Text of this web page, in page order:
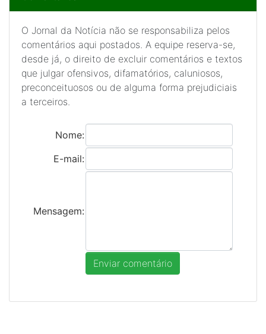
O Jornal da Notícia não se responsabiliza pelos
comentários aqui postados. A equipe reserva-se,
desde já, o direito de excluir comentários e textos
que julgar ofensivos, difamatórios, caluniosos,
preconceituosos ou de alguma forma prejudiciais
a terceiros.
Nome:
E-mail:
Mensagem: